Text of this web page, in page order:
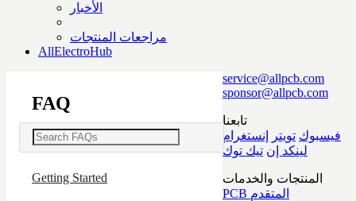
الأخبار
مراجعات المنتجات
AllElectroHub
FAQ
Getting Started
service@allpcb.com
sponsor@allpcb.com
تابعنا
فيسبوك تويتر
إنستغرام
لينكد إن تيك توك
المنتجات والخدمات
PCB المتقدم